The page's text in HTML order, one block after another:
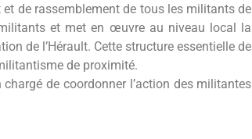
de rassemblement de tous les militants de
et met en œuvre au niveau local la
de l’Hérault. Cette structure essentielle de
de proximité.
de coordonner l’action des militantes